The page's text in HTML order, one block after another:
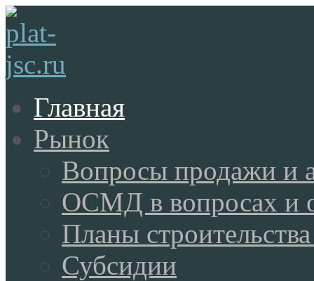
Главная
Рынок
Вопросы продажи и
ОСМД в вопросах и
Планы
Субсидии